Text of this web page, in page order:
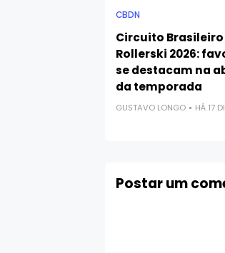
CBDN
Circuito Brasileiro
Rollerski 2026:
se destacam na
da temporada
GUSTAVO LONGO HÁ 17
Postar um